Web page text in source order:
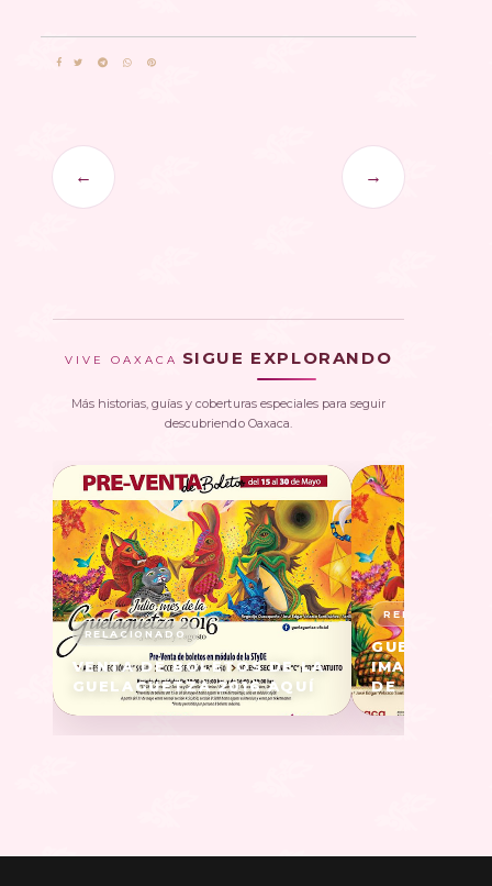
← →
VIVE OAXACA SIGUE EXPLORANDO
Más historias, guías y coberturas especiales para seguir
descubriendo Oaxaca.
VENTA DE BOLETOS DE LA
GUELAGUETZA 2016 AQUÍ
IMAGEN Y
DE